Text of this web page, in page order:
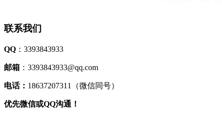
联系我们
QQ ：3393843933
邮箱 ：3393843933@qq.com
电话： 18637207311（微信同号）
优先微信或QQ沟通！